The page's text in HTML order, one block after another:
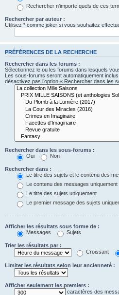
Rechercher n’importe quels de ces
Rechercher par auteur :
Utilisez * comme joker si vous souhaitez
PRÉFÉRENCES DE LA RECHERCHE
Rechercher dans les forums :
Sélectionnez le ou les forums dans lesquels
Les sous-forums seront automatiquement
désactivez pas l’option « Rechercher dans les
Rechercher dans les sous-forums :
Oui
Non
Rechercher dans :
Le titre des sujets et le contenu des
Le contenu des messages uniquement
Le titre des sujets uniquement
Le premier message des sujets
Afficher les résultats sous forme de :
Messages
Sujets
Trier les résultats par :
Croissant
Limiter les résultats selon leur ancienneté :
Afficher seulement les premiers :
caractères des